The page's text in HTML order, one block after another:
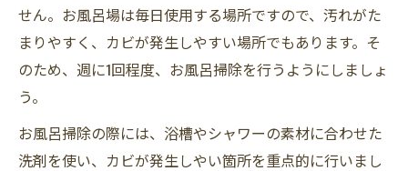
せん。お風呂場は毎日使用する場所ですので、汚れがた
まりやすく、カビが発生しやすい場所でもあります。そ
のため、週に1回程度、お風呂掃除を行うようにしましょ
う。
お風呂掃除の際には、浴槽やシャワーの素材に合わせた
洗剤を使い、カビが発生しやい箇所を重点的に行いまし